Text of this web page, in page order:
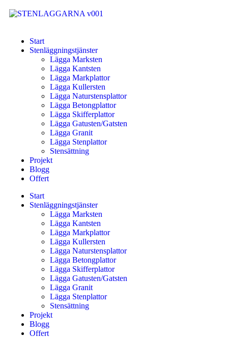
Start
Stenläggningstjänster
Lägga Marksten
Lägga Kantsten
Lägga Markplattor
Lägga Kullersten
Lägga Naturstensplattor
Lägga Betongplattor
Lägga Skifferplattor
Lägga Gatusten/Gatsten
Lägga Granit
Lägga Stenplattor
Stensättning
Projekt
Blogg
Offert
Start
Stenläggningstjänster
Lägga Marksten
Lägga Kantsten
Lägga Markplattor
Lägga Kullersten
Lägga Naturstensplattor
Lägga Betongplattor
Lägga Skifferplattor
Lägga Gatusten/Gatsten
Lägga Granit
Lägga Stenplattor
Stensättning
Projekt
Blogg
Offert